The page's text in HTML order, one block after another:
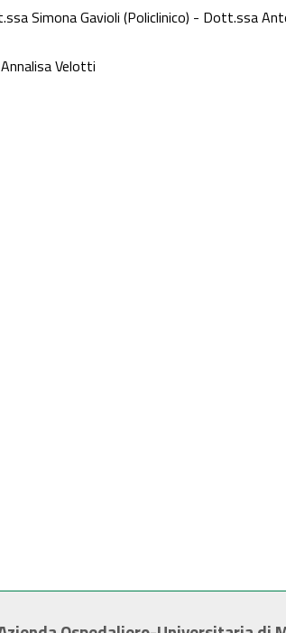
Simona Gavioli (Policlinico) - Dott.ssa
Velotti